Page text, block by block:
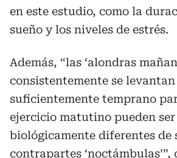
en este estudio, como la
sueño y los niveles de estrés.
Además, “las ‘alondras
consistentemente se
suficientemente temprano
ejercicio matutino pueden ser
biológicamente diferentes de
contrapartes ‘noctámbulas’”,